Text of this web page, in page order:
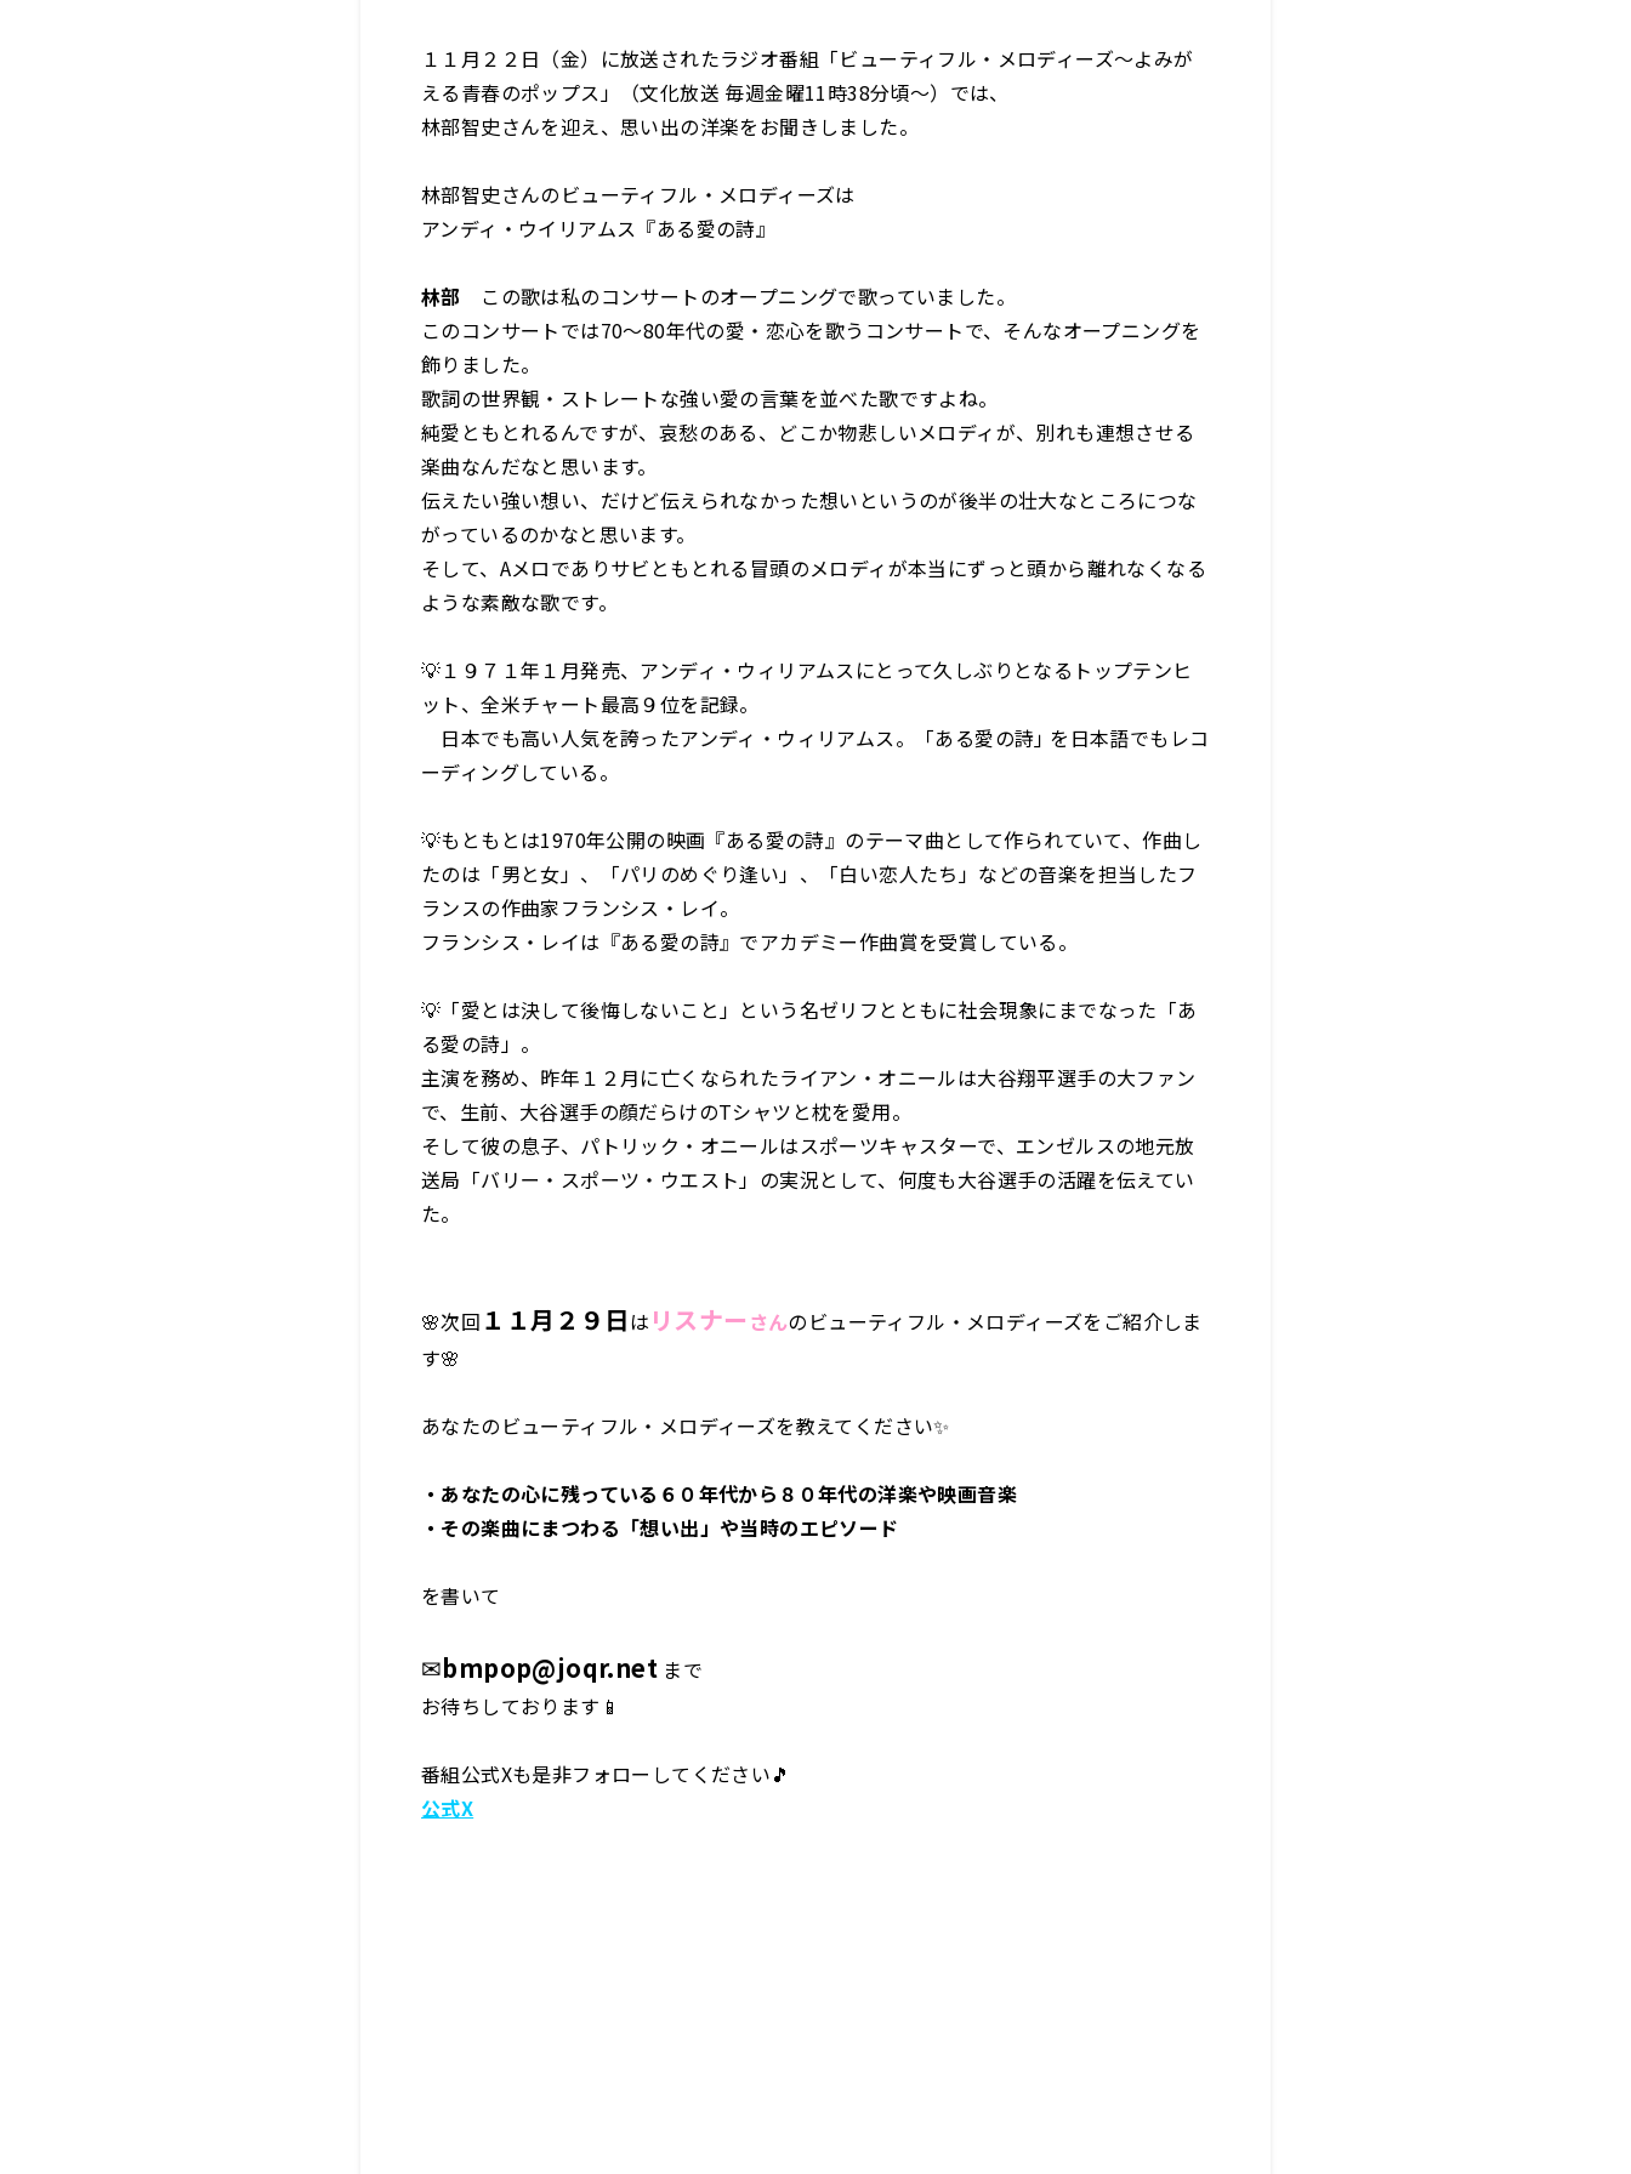
１１月２２日（金）に放送されたラジオ番組「ビューティフル・メロディーズ～よみが
える青春のポップス」（文化放送 毎週金曜11時38分頃～）では、
林部智史さんを迎え、思い出の洋楽をお聞きしました。
林部智史さんのビューティフル・メロディーズは
アンディ・ウイリアムス『ある愛の詩』
林部 この歌は私のコンサートのオープニングで歌っていました。
このコンサートでは70～80年代の愛・恋心を歌うコンサートで、そんなオープニングを
飾りました。
歌詞の世界観・ストレートな強い愛の言葉を並べた歌ですよね。
純愛ともとれるんですが、哀愁のある、どこか物悲しいメロディが、別れも連想させる
楽曲なんだなと思います。
伝えたい強い想い、だけど伝えられなかった想いというのが後半の壮大なところにつな
がっているのかなと思います。
そして、Aメロでありサビともとれる冒頭のメロディが本当にずっと頭から離れなくなる
ような素敵な歌です。
💡１９７１年１月発売、アンディ・ウィリアムスにとって久しぶりとなるトップテンヒ
ット、全米チャート最高９位を記録。
日本でも高い人気を誇ったアンディ・ウィリアムス。「ある愛の詩｣ を日本語でもレコ
ーディングしている。
💡もともとは1970年公開の映画『ある愛の詩』のテーマ曲として作られていて、作曲し
たのは「男と女」、「パリのめぐり逢い」、「白い恋人たち」などの音楽を担当したフ
ランスの作曲家フランシス・レイ。
フランシス・レイは『ある愛の詩』でアカデミー作曲賞を受賞している。
💡「愛とは決して後悔しないこと」という名ゼリフとともに社会現象にまでなった「あ
る愛の詩」。
主演を務め、昨年１２月に亡くなられたライアン・オニールは大谷翔平選手の大ファン
で、生前、大谷選手の顔だらけのTシャツと枕を愛用。
そして彼の息子、パトリック・オニールはスポーツキャスターで、エンゼルスの地元放
送局「バリー・スポーツ・ウエスト」の実況として、何度も大谷選手の活躍を伝えてい
た。
🌸次回 １１月２９日は リスナー さんのビューティフル・メロディーズをご紹介しま
す🌸
あなたのビューティフル・メロディーズを教えてください✨
・あなたの心に残っている６０年代から８０年代の洋楽や映画音楽
・その楽曲にまつわる「想い出」や当時のエピソード
を書いて
✉bmpop@joqr.net まで
お待ちしております📱
番組公式Xも是非フォローしてください🎵
公式X